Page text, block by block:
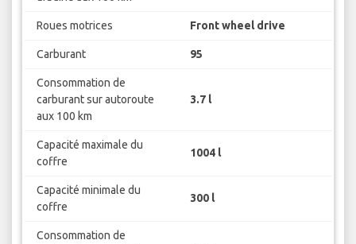
Roues motrices Front wheel drive
Carburant 95
Consommation de
carburant sur autoroute
aux 100 km
3.7 l
Capacité maximale du
coffre
1004 l
Capacité minimale du
coffre
300 l
Consommation de